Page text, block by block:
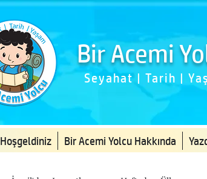
Bir Acemi
Seyahat | Tarih |
Hoşgeldiniz Bir Acemi Yolcu Hakkında